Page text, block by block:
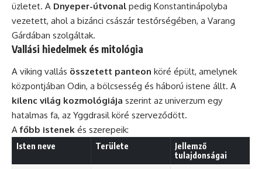
üzletet. A Dnyeper-útvonal pedig Konstantinápolyba
vezetett, ahol a bizánci császár testőrségében, a Varang
Gárdában szolgáltak.
Vallási hiedelmek és mitológia
A viking vallás összetett panteon köré épült, amelynek
központjában Odin, a bölcsesség és háború istene állt. A
kilenc világ kozmológiája szerint az univerzum egy
hatalmas fa, az Yggdrasil köré szerveződött.
Afőbb istenek és szerepeik:
Isten neve Területe
Jellemző
tulajdonságai